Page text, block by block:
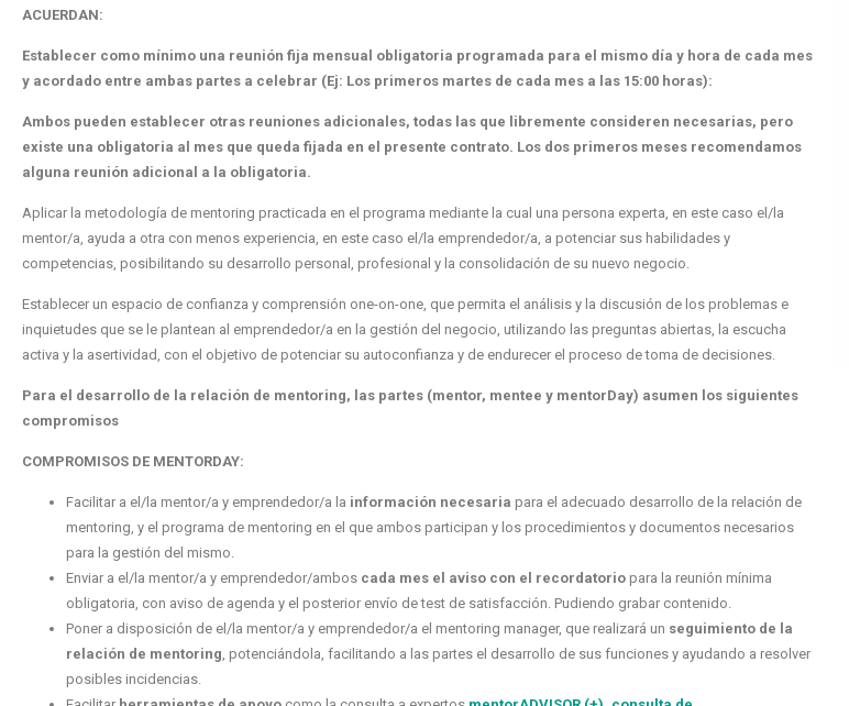
ACUERDAN:
Establecer como mínimo una reunión fija mensual obligatoria programada para el mismo día y hora de cada mes
y acordado entre ambas partes a celebrar (Ej: Los primeros martes de cada mes a las 15:00 horas):
Ambos pueden establecer otras reuniones adicionales, todas las que libremente consideren necesarias, pero
existe una obligatoria al mes que queda fijada en el presente contrato. Los dos primeros meses recomendamos
alguna reunión adicional a la obligatoria.
Aplicar la metodología de mentoring practicada en el programa mediante la cual una persona experta, en este caso el/la
mentor/a, ayuda a otra con menos experiencia, en este caso el/la emprendedor/a, a potenciar sus habilidades y
competencias, posibilitando su desarrollo personal, profesional y la consolidación de su nuevo negocio.
Establecer un espacio de confianza y comprensión one-on-one, que permita el análisis y la discusión de los problemas e
inquietudes que se le plantean al emprendedor/a en la gestión del negocio, utilizando las preguntas abiertas, la escucha
activa y la asertividad, con el objetivo de potenciar su autoconfianza y de endurecer el proceso de toma de decisiones.
Para el desarrollo de la relación de mentoring, las partes (mentor, mentee y mentorDay) asumen los siguientes
compromisos
COMPROMISOS DE MENTORDAY:
Facilitar a el/la mentor/a y emprendedor/a la información necesaria para el adecuado desarrollo de la relación de
mentoring, y el programa de mentoring en el que ambos participan y los procedimientos y documentos necesarios
para la gestión del mismo.
Enviar a el/la mentor/a y emprendedor/ambos cada mes el aviso con el recordatorio para la reunión mínima
obligatoria, con aviso de agenda y el posterior envío de test de satisfacción. Pudiendo grabar contenido.
Poner a disposición de el/la mentor/a y emprendedor/a el mentoring manager, que realizará un seguimiento de la
relación de mentoring, potenciándola, facilitando a las partes el desarrollo de sus funciones y ayudando a resolver
posibles incidencias.